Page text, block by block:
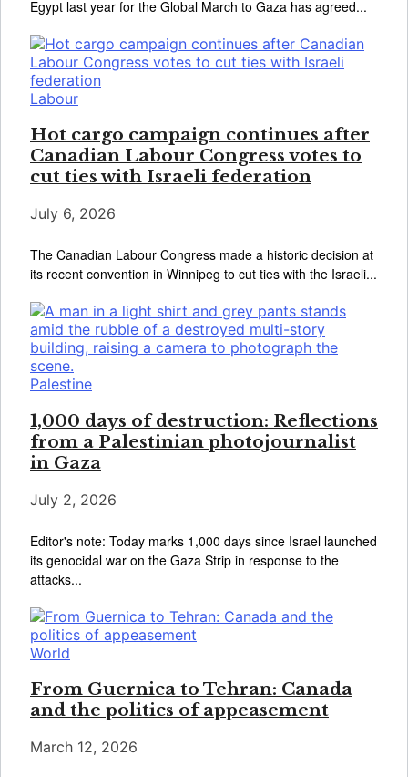
Egypt last year for the Global March to Gaza has agreed...
Labour
Hot cargo campaign continues after
Canadian Labour Congress votes to
cut ties with Israeli federation
July 6, 2026
The Canadian Labour Congress made a historic decision at
its recent convention in Winnipeg to cut ties with the Israeli...
Palestine
1,000 days of destruction: Reflections
from a Palestinian photojournalist
in Gaza
July 2, 2026
Editor's note: Today marks 1,000 days since Israel launched
its genocidal war on the Gaza Strip in response to the
attacks...
World
From Guernica to Tehran: Canada
and the politics of appeasement
March 12, 2026